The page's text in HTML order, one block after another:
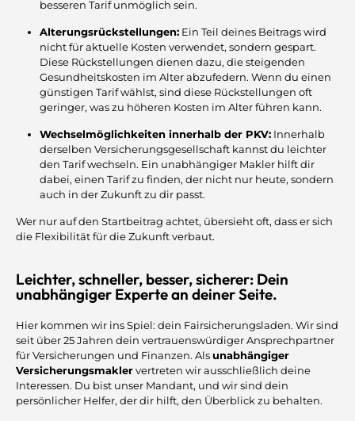
besseren Tarif unmöglich sein.
Alterungsrückstellungen: Ein Teil deines Beitrags wird
nicht für aktuelle Kosten verwendet, sondern gespart.
Diese Rückstellungen dienen dazu, die steigenden
Gesundheitskosten im Alter abzufedern. Wenn du einen
günstigen Tarif wählst, sind diese Rückstellungen oft
geringer, was zu höheren Kosten im Alter führen kann.
Wechselmöglichkeiten innerhalb der PKV: Innerhalb
derselben Versicherungsgesellschaft kannst du leichter
den Tarif wechseln. Ein unabhängiger Makler hilft dir
dabei, einen Tarif zu finden, der nicht nur heute, sondern
auch in der Zukunft zu dir passt.
Wer nur auf den Startbeitrag achtet, übersieht oft, dass er sich
die Flexibilität für die Zukunft verbaut.
Leichter, schneller, besser, sicherer: Dein
unabhängiger Experte an deiner Seite.
Hier kommen wir ins Spiel: dein Fairsicherungsladen. Wir sind
seit über 25 Jahren dein vertrauenswürdiger Ansprechpartner
für Versicherungen und Finanzen. Alsunabhängiger
Versicherungsmaklervertreten wir ausschließlich deine
Interessen. Du bist unser Mandant, und wir sind dein
persönlicher Helfer, der dir hilft, den Überblick zu behalten.